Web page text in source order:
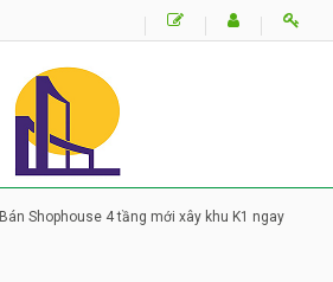
Bán Shophouse 4 tầng mới xây khu K1 ngay